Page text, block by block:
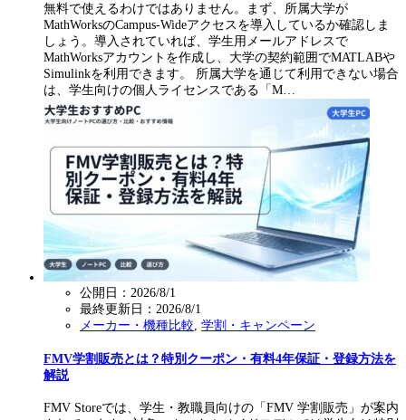
無料で使えるわけではありません。まず、所属大学が
MathWorksのCampus-Wideアクセスを導入しているか確認しま
しょう。導入されていれば、学生用メールアドレスで
MathWorksアカウントを作成し、大学の契約範囲でMATLABや
Simulinkを利用できます。 所属大学を通じて利用できない場合
は、学生向けの個人ライセンスである「M…
公開日：2026/8/1
最終更新日： 2026/8/1
メーカー・機種比較 学割・キャンペーン
FMV学割販売とは？特別クーポン・有料4年保証・登録方法を
解説
FMV Storeでは、学生・教職員向けの「FMV 学割販売」が案内